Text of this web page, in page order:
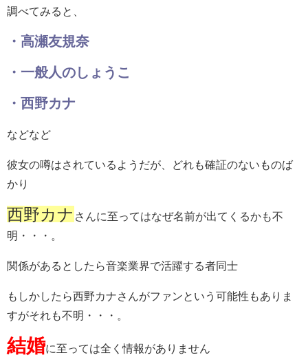
調べてみると、
・高瀬友規奈
・一般人のしょうこ
・西野カナ
などなど
彼女の噂はされているようだが、どれも確証のないものば
かり
西野カナ さんに至ってはなぜ名前が出てくるかも不
明・・・。
関係があるとしたら音楽業界で活躍する者同士
もしかしたら西野カナさんがファンという可能性もありま
すがそれも不明・・・。
結婚に至っては全く情報がありません